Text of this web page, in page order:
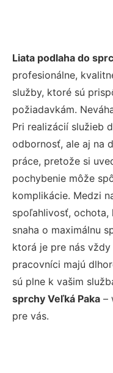
Liata podlaha do
profesionálne,
služby, ktoré sú
požiadavkám.
Pri realizácií služieb
odbornosť, ale aj na
práce, pretože si
pochybenie môže
komplikácie. Medzi
spoľahlivosť, ochota,
snaha o maximálnu
ktorá je pre nás
pracovníci majú
sú plne k vašim
sprchy Veľká Paka –
pre vás.